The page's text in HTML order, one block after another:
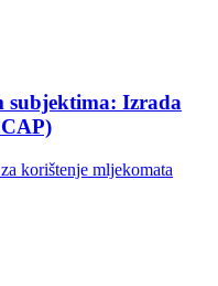
subjektima: Izrada